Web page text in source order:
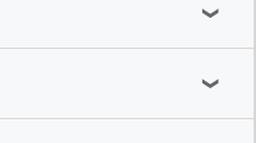
❯
❯